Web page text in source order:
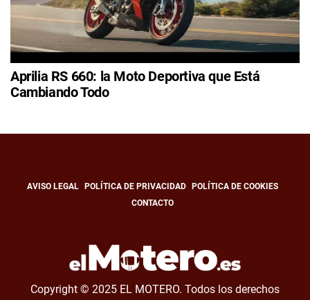
Aprilia RS 660: la Moto Deportiva que Está
Cambiando Todo
AVISO LEGAL POLÍTICA DE PRIVACIDAD
POLÍTICA DE COOKIES
CONTACTO
Copyright © 2025 EL MOTERO. Todos los derechos